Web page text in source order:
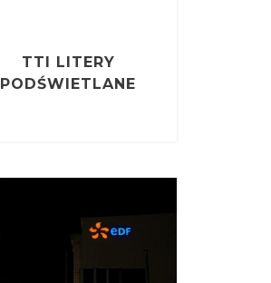
TTI LITERY
PODŚWIETLANE